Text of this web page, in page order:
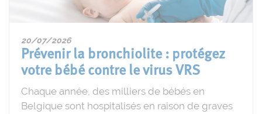
20/07/2026
Prévenir la bronchiolite : protégez
votre bébé contre le virus VRS
Chaque année, des milliers de bébés en
Belgique sont hospitalisés en raison de graves